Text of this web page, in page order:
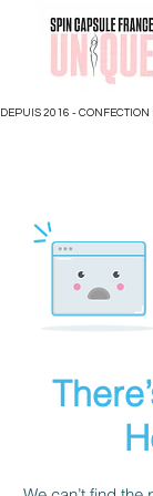
DEPUIS 2016 - CONFECTION